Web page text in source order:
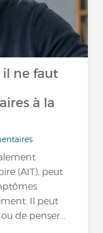
il ne faut
à la
(AIT), peut
Il peut
de penser...